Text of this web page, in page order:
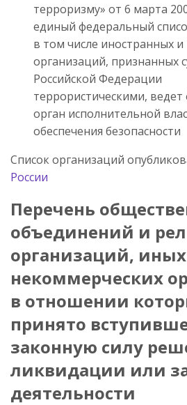
терроризму» от 6 марта
единый федеральный
в том числе иностранных
организаций, признанных
Российской Федерации
террористическими,
орган исполнительной
обеспечения безопасности
Список организаций
России
Перечень
объединений и
организаций, иных
некоммерческих
в отношении
принято
законную силу
ликвидации или
деятельности